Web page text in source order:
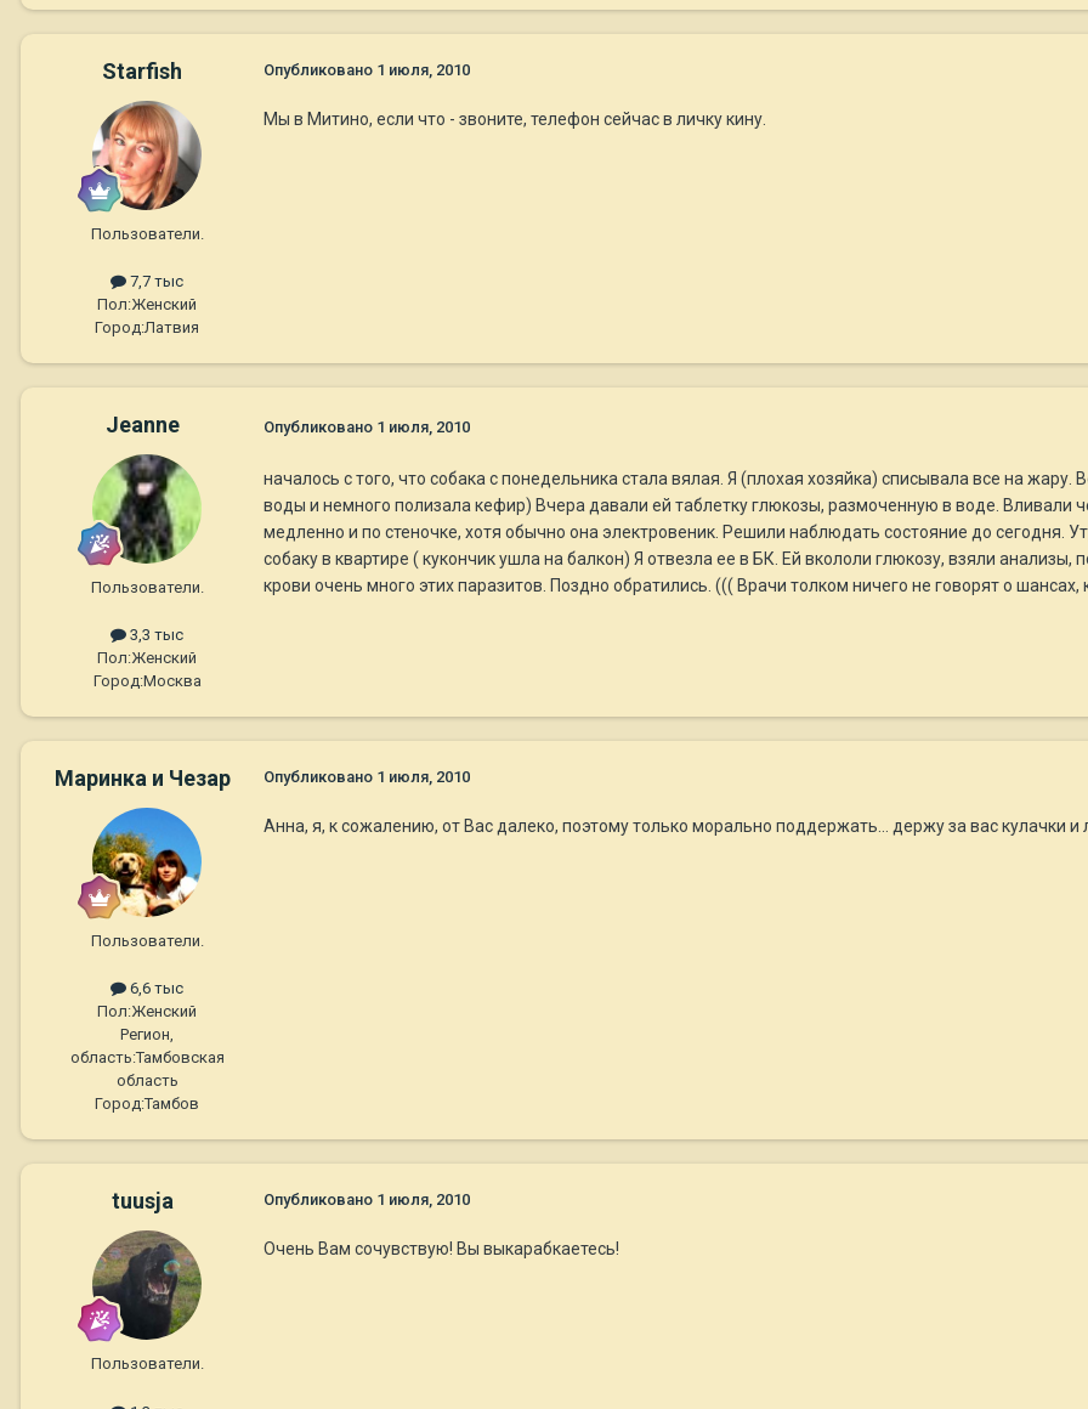
Starfish
Пользователи.
7,7 тыс
Пол:Женский
Город:Латвия
Опубликовано 1 июля, 2010
Мы в Митино, если что - звоните, телефон сейчас в личку кину.
Jeanne
Пользователи.
3,3 тыс
Пол:Женский
Город:Москва
Опубликовано 1 июля, 2010
началось с того, что собака с понедельника стала вялая. Я (плохая хозяйка) списывала все на
воды и немного полизала кефир) Вчера давали ей таблетку глюкозы, размоченную в воде.
медленно и по стеночке, хотя обычно она электровеник. Решили наблюдать состояние до сегодня.
собаку в квартире ( кукончик ушла на балкон) Я отвезла ее в БК. Ей вкололи глюкозу, взяли
крови очень много этих паразитов. Поздно обратились. ((( Врачи толком ничего не говорят о
Маринка и Чезар
Пользователи.
6,6 тыс
Пол:Женский
Регион,
область:Тамбовская
область
Город:Тамбов
Опубликовано 1 июля, 2010
Анна, я, к сожалению, от Вас далеко, поэтому только морально поддержать... держу за вас кулачки
tuusja
Пользователи.
Опубликовано 1 июля, 2010
Очень Вам сочувствую! Вы выкарабкаетесь!